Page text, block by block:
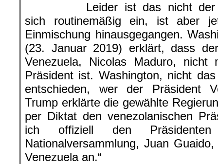
Leider ist das nicht
sich routinemäßig ein, ist aber
Einmischung hinausgegangen.
(23. Januar 2019) erklärt, dass
Venezuela, Nicolas Maduro, nicht
Präsident ist. Washington, nicht
entschieden, wer der Präsident
Trump erklärte die gewählte
per Diktat den venezolanischen
ich offiziell den Präsidenten
Nationalversammlung, Juan
Venezuela an.“